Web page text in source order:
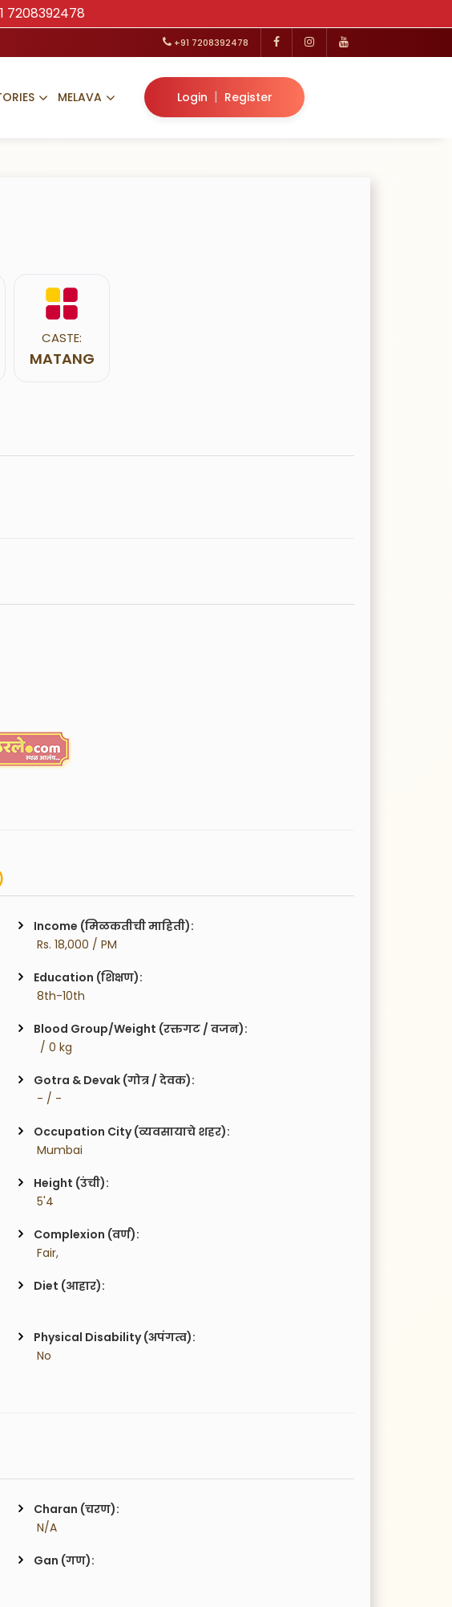
7208392478
+91 7208392478
MELAVA Login | Register
CASTE:
MATANG
Income (मिळकतीची माहिती):
Rs. 18,000 / PM
Education (शिक्षण):
8th-10th
Blood Group/Weight (रक्तगट / वजन):
  / 0 kg
Gotra & Devak (गोत्र / देवक):
- / -
Occupation City (व्यवसायाचे शहर):
Mumbai
Height (उंची):
5'4
Complexion (वर्ण):
Fair,
Diet (आहार):
Physical Disability (अपंगत्व):
No
Charan (चरण):
N/A
Gan (गण):